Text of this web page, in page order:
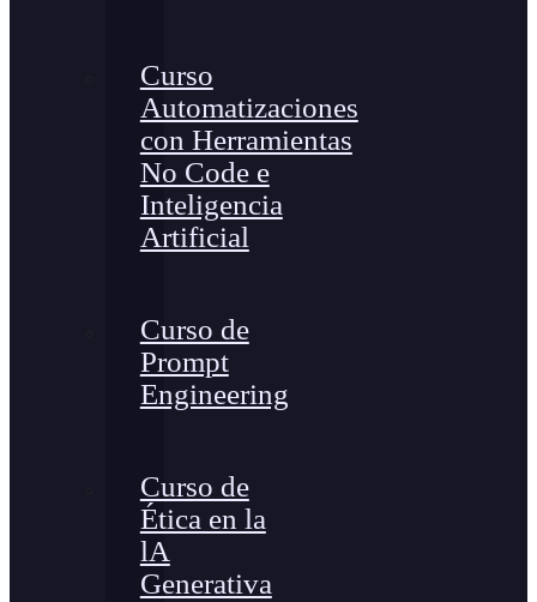
Curso
Automatizaciones
con Herramientas
No Code e
Inteligencia
Artificial
Curso de
Prompt
Engineering
Curso de
Ética en la
lA
Generativa